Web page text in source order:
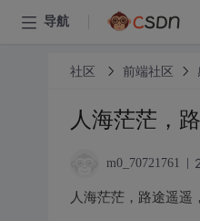
导航
社区 前端社区
人海茫茫，
m0_70721761
人海茫茫，路途遥遥